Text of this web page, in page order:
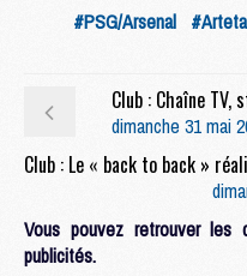
#PSG/Arsenal #Arteta
dimanche 31 mai
Vous pouvez retrouver les
publicités.